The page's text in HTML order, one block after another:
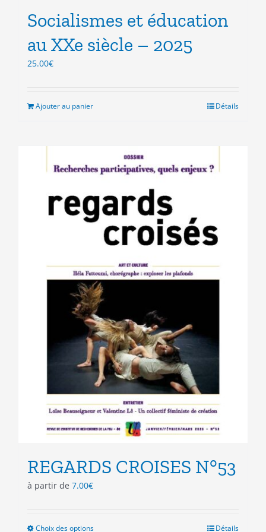
Socialismes et éducation
au XXe siècle – 2025
25.00€
Ajouter au panier Détails
REGARDS CROISES N°53
à partir de 7.00€
Choix des optionsCe
Détails